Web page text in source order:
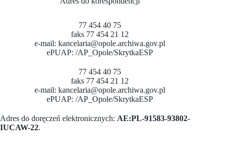
77 454 40 75
faks 77 454 21 12
e-mail:kancelaria@opole.archiwa.gov.pl
ePUAP:/AP_Opole/SkrytkaESP
77 454 40 75
faks 77 454 21 12
e-mail:kancelaria@opole.archiwa.gov.pl
ePUAP:/AP_Opole/SkrytkaESP
Adres do doręczeń elektronicznych: AE:PL-91583-93802-
IUCAW-22.